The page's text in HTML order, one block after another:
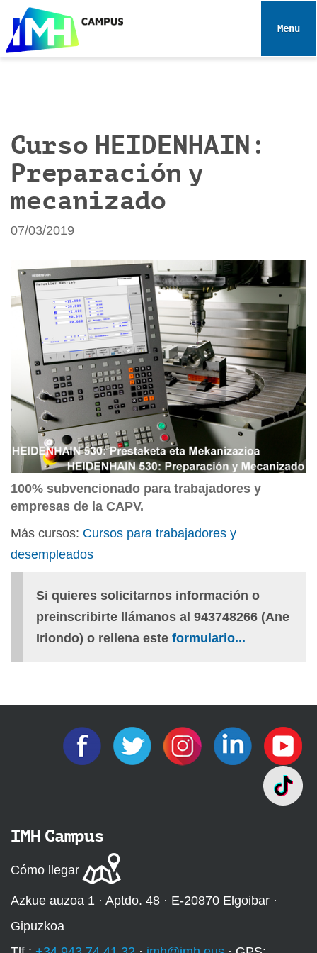
e
Toggle
Curso HEIDENHAIN:
Preparación y
mecanizado
07/03/2019
100% subvencionado para trabajadores y
empresas de la CAPV.
Más cursos: Cursos para trabajadores y
desempleados
Si quieres solicitarnos información o
preinscribirte llámanos al 943748266 (Ane
Iriondo) o rellena este formulario...
IMH Campus
Cómo llegar
Azkue auzoa 1 · Aptdo. 48 · E-20870 Elgoibar ·
Gipuzkoa